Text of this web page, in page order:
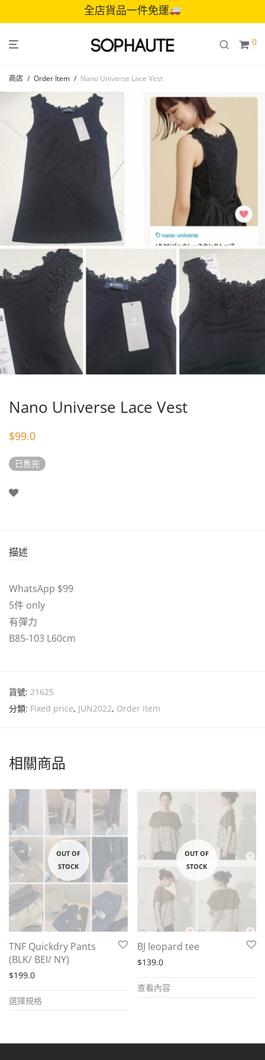
全店貨品一件免運
0
商店 / Order Item / Nano Universe Lace Vest
Nano Universe Lace Vest
$99.0
已售完
描述
WhatsApp $99
5件 only
有彈力
B85-103 L60cm
貨號: 21625
分類: Fixed price, JUN2022, Order Item
相關商品
TNF Quickdry Pants
(BLK/ BEI/ NY)
$199.0
選擇規格
product
multiple
BJ leopard tee
$139.0
查看內容